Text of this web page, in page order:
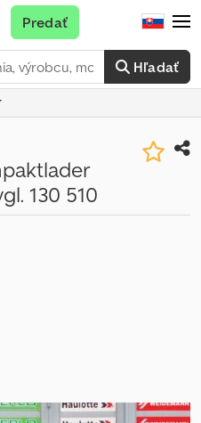
Hľadať
Predať
130 510